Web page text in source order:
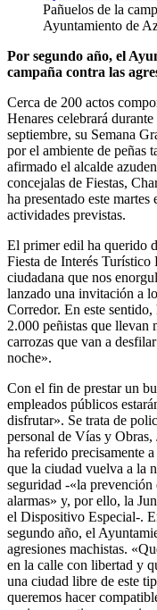
Pañuelos de la
Ayuntamiento de
Por segundo año, el
campaña contra las
Cerca de 200 actos
Henares celebrará
septiembre, su Semana
por el ambiente de peñas
afirmado el alcalde
concejalas de Fiestas,
ha presentado este
actividades previstas.
El primer edil ha querido
Fiesta de Interés
ciudadana que nos
lanzado una invitación a
Corredor. En este
2.000 peñistas que llevan
carrozas que van a
noche».
Con el fin de prestar un
empleados públicos
disfrutar». Se trata de
personal de Vías y
ha referido precisamente
que la ciudad vuelva a la
seguridad -«la prevención
alarmas» y, por ello, la
el Dispositivo Especial-.
segundo año, el
agresiones machistas.
en la calle con libertad y
una ciudad libre de este
queremos hacer